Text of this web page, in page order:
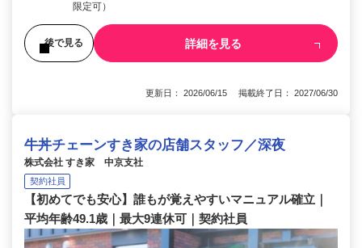
限定可）
後で見る 詳細を見る
更新日： 2026/06/15 掲載終了日： 2027/06/30
牛丼チェーンすき家の店舗スタッフ／深夜
株式会社 すき家 中京支社
契約社員
【初めてでも安心】誰もが覚えやすいマニュアル確立｜
平均年齢49.1歳｜最大9連休可｜契約社員